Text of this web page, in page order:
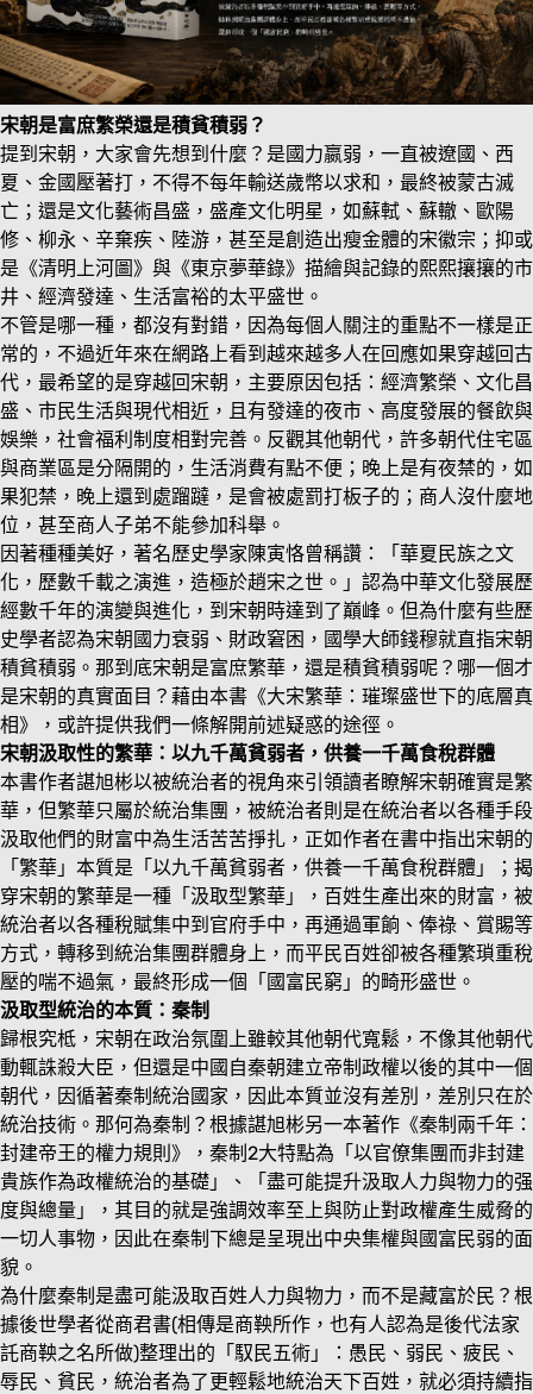
宋朝是富庶繁榮還是積貧積弱？
提到宋朝，大家會先想到什麼？是國力嬴弱，一直被遼國、西
夏、金國壓著打，不得不每年輸送歲幣以求和，最終被蒙古滅
亡；還是文化藝術昌盛，盛產文化明星，如蘇軾、蘇轍、歐陽
修、柳永、辛棄疾、陸游，甚至是創造出瘦金體的宋徽宗；抑或
是《清明上河圖》與《東京夢華錄》描繪與記錄的熙熙攘攘的市
井、經濟發達、生活富裕的太平盛世。
不管是哪一種，都沒有對錯，因為每個人關注的重點不一樣是正
常的，不過近年來在網路上看到越來越多人在回應如果穿越回古
代，最希望的是穿越回宋朝，主要原因包括：經濟繁榮、文化昌
盛、市民生活與現代相近，且有發達的夜市、高度發展的餐飲與
娛樂，社會福利制度相對完善。反觀其他朝代，許多朝代住宅區
與商業區是分隔開的，生活消費有點不便；晚上是有夜禁的，如
果犯禁，晚上還到處蹓躂，是會被處罰打板子的；商人沒什麼地
位，甚至商人子弟不能參加科舉。
因著種種美好，著名歷史學家陳寅恪曾稱讚：「華夏民族之文
化，歷數千載之演進，造極於趙宋之世。」認為中華文化發展歷
經數千年的演變與進化，到宋朝時達到了巔峰。但為什麼有些歷
史學者認為宋朝國力衰弱、財政窘困，國學大師錢穆就直指宋朝
積貧積弱。那到底宋朝是富庶繁華，還是積貧積弱呢？哪一個才
是宋朝的真實面目？藉由本書《大宋繁華：璀璨盛世下的底層真
相》，或許提供我們一條解開前述疑惑的途徑。
宋朝汲取性的繁華：以九千萬貧弱者，供養一千萬食稅群體
本書作者諶旭彬以被統治者的視角來引領讀者瞭解宋朝確實是繁
華，但繁華只屬於統治集團，被統治者則是在統治者以各種手段
汲取他們的財富中為生活苦苦掙扎，正如作者在書中指出宋朝的
「繁華」本質是「以九千萬貧弱者，供養一千萬食稅群體」；揭
穿宋朝的繁華是一種「汲取型繁華」，百姓生產出來的財富，被
統治者以各種稅賦集中到官府手中，再通過軍餉、俸祿、賞賜等
方式，轉移到統治集團群體身上，而平民百姓卻被各種繁瑣重稅
壓的喘不過氣，最終形成一個「國富民窮」的畸形盛世。
汲取型統治的本質：秦制
歸根究柢，宋朝在政治氛圍上雖較其他朝代寬鬆，不像其他朝代
動輒誅殺大臣，但還是中國自秦朝建立帝制政權以後的其中一個
朝代，因循著秦制統治國家，因此本質並沒有差別，差別只在於
統治技術。那何為秦制？根據諶旭彬另一本著作《秦制兩千年：
封建帝王的權力規則》，秦制2大特點為「以官僚集團而非封建
貴族作為政權統治的基礎」、「盡可能提升汲取人力與物力的强
度與總量」，其目的就是強調效率至上與防止對政權產生威脅的
一切人事物，因此在秦制下總是呈現出中央集權與國富民弱的面
貌。
為什麼秦制是盡可能汲取百姓人力與物力，而不是藏富於民？根
據後世學者從商君書(相傳是商鞅所作，也有人認為是後代法家
託商鞅之名所做)整理出的「馭民五術」：愚民、弱民、疲民、
辱民、貧民，統治者為了更輕鬆地統治天下百姓，就必須持續指